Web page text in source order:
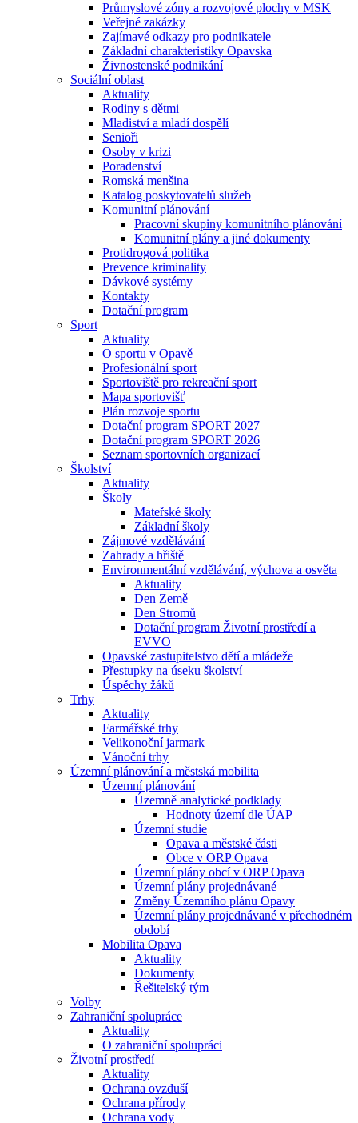
Průmyslové zóny a rozvojové plochy v MSK
Veřejné zakázky
Zajímavé odkazy pro podnikatele
Základní charakteristiky Opavska
Živnostenské podnikání
Sociální oblast
Aktuality
Rodiny s dětmi
Mladiství a mladí dospělí
Senioři
Osoby v krizi
Poradenství
Romská menšina
Katalog poskytovatelů služeb
Komunitní plánování
Pracovní skupiny komunitního plánování
Komunitní plány a jiné dokumenty
Protidrogová politika
Prevence kriminality
Dávkové systémy
Kontakty
Dotační program
Sport
Aktuality
O sportu v Opavě
Profesionální sport
Sportoviště pro rekreační sport
Mapa sportovišť
Plán rozvoje sportu
Dotační program SPORT 2027
Dotační program SPORT 2026
Seznam sportovních organizací
Školství
Aktuality
Školy
Mateřské školy
Základní školy
Zájmové vzdělávání
Zahrady a hřiště
Environmentální vzdělávání, výchova a osvěta
Aktuality
Den Země
Den Stromů
Dotační program Životní prostředí a
EVVO
Opavské zastupitelstvo dětí a mládeže
Přestupky na úseku školství
Úspěchy žáků
Trhy
Aktuality
Farmářské trhy
Velikonoční jarmark
Vánoční trhy
Územní plánování a městská mobilita
Územní plánování
Územně analytické podklady
Hodnoty území dle ÚAP
Územní studie
Opava a městské části
Obce v ORP Opava
Územní plány obcí v ORP Opava
Územní plány projednávané
Změny Územního plánu Opavy
Územní plány projednávané v přechodném
období
Mobilita Opava
Aktuality
Dokumenty
Řešitelský tým
Volby
Zahraniční spolupráce
Aktuality
O zahraniční spolupráci
Životní prostředí
Aktuality
Ochrana ovzduší
Ochrana přírody
Ochrana vody